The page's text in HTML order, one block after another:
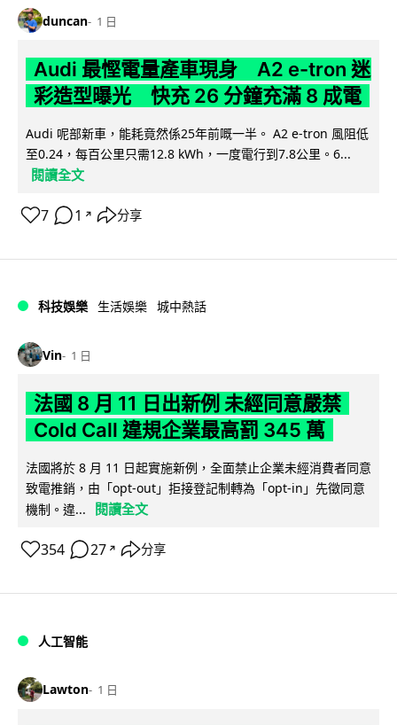
duncan 1 日
Audi 最慳電量產車現身 A2 e-tron 迷
彩造型曝光 快充 26 分鐘充滿 8 成電
Audi 呢部新車，能耗竟然係25年前嘅一半。 A2 e-tron 風阻低
至0.24，每百公里只需12.8 kWh，一度電行到7.8公里。6...
閱讀全文
7 1 ↗ 分享
科技娛樂 生活娛樂 城中熱話
Vin 1 日
法國 8 月 11 日出新例 未經同意嚴禁
Cold Call 違規企業最高罰 345 萬
法國將於 8 月 11 日起實施新例，全面禁止企業未經消費者同意
致電推銷，由「opt-out」拒接登記制轉為「opt-in」先徵同意
機制。違...
閱讀全文
354 27 ↗ 分享
人工智能
Lawton 1 日